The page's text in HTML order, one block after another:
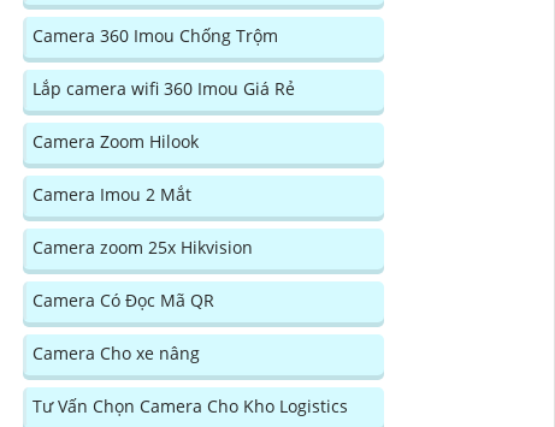
Camera 360 Imou Chống Trộm
Lắp camera wifi 360 Imou Giá Rẻ
Camera Zoom Hilook
Camera Imou 2 Mắt
Camera zoom 25x Hikvision
Camera Có Đọc Mã QR
Camera Cho xe nâng
Tư Vấn Chọn Camera Cho Kho Logistics